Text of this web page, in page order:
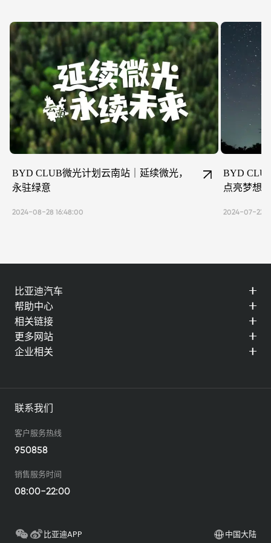
BYD CLUB微光计划云南站｜延续微光，
永驻绿意
2024-08-28 16:48:00
BYD
点亮梦想
2024-07-22
比亚迪汽车
帮助中心
相关链接
更多网站
企业相关
联系我们
客户服务热线
950858
销售服务时间
08:00-22:00
比亚迪APP 中国大陆